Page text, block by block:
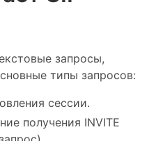
запросы,
типы запросов:
сессии.
получения INVITE